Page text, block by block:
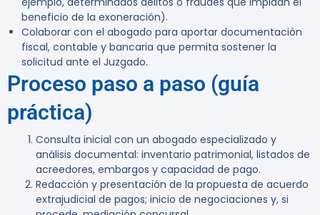
beneficio de la exoneración).
Colaborar con el abogado para aportar documentación
fiscal, contable y bancaria que permita sostener la
solicitud ante el Juzgado.
Proceso paso a paso (guía
práctica)
Consulta inicial con un abogado especializado y
análisis documental: inventario patrimonial, listados de
acreedores, embargos y capacidad de pago.
Redacción y presentación de la propuesta de acuerdo
extrajudicial de pagos; inicio de negociaciones y, si